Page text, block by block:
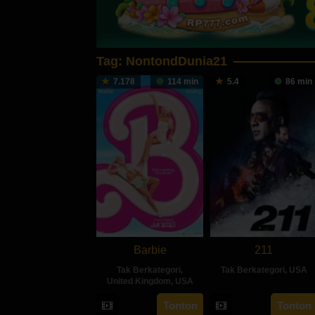
Tag: NontondDunia21
7.178 114 min
Barbie
Tak Berkategori ,
United Kingdom, USA
Greta
Tonton
5.4 86 min
211
Tak Berkategori , USA
30
May
Milena
Mihaylova
Tonton